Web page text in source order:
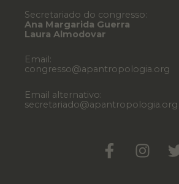
Secretariado do congresso:
Ana Margarida Guerra
Laura Almodovar
Email:
congresso@apantropologia.org
Email alternativo:
secretariado@apantropologia.org